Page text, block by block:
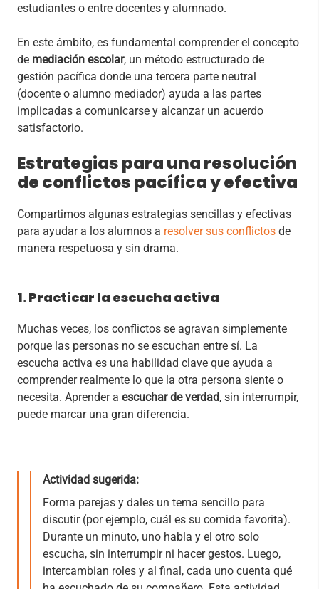
estudiantes o entre docentes y alumnado.
En este ámbito, es fundamental comprender el concepto
de mediación escolar, un método estructurado de
gestión pacífica donde una tercera parte neutral
(docente o alumno mediador) ayuda a las partes
implicadas a comunicarse y alcanzar un acuerdo
satisfactorio.
Estrategias para una resolución
de conflictos pacífica y efectiva
Compartimos algunas estrategias sencillas y efectivas
para ayudar a los alumnos a resolver sus conflictos de
manera respetuosa y sin drama.
1. Practicar la escucha activa
Muchas veces, los conflictos se agravan simplemente
porque las personas no se escuchan entre sí. La
escucha activa es una habilidad clave que ayuda a
comprender realmente lo que la otra persona siente o
necesita. Aprender a escuchar de verdad, sin interrumpir,
puede marcar una gran diferencia.
Actividad sugerida:
Forma parejas y dales un tema sencillo para
discutir (por ejemplo, cuál es su comida favorita).
Durante un minuto, uno habla y el otro solo
escucha, sin interrumpir ni hacer gestos. Luego,
intercambian roles y al final, cada uno cuenta qué